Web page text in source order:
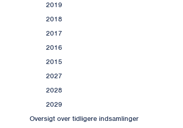
2019
2018
2017
2016
2015
2027
2028
2029
Oversigt over tidligere indsamlinger